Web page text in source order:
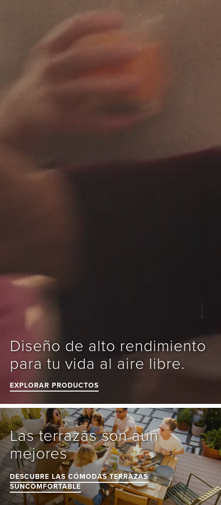
Diseño de alto rendimiento
EXPLORAR PRODUCTOS
Las terrazas son aún
mejores
DESCUBRE LAS CÓMODAS TERRAZAS
SUNCOMFORTABLE